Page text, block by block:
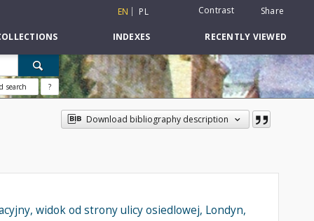
EN PL Contrast Share
INDEXES RECENTLY VIEWED
search ?
Download bibliography description
widok od strony ulicy osiedlowej, Londyn,